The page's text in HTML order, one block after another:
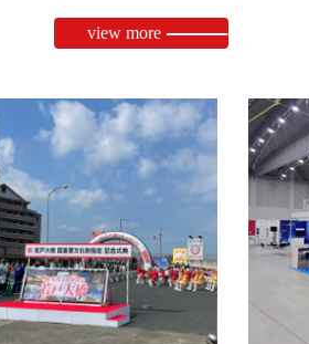
view more